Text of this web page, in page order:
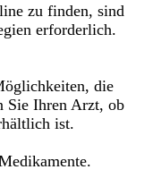
zu finden, sind
erforderlich.
die
Sie Ihren Arzt, ob
ist.